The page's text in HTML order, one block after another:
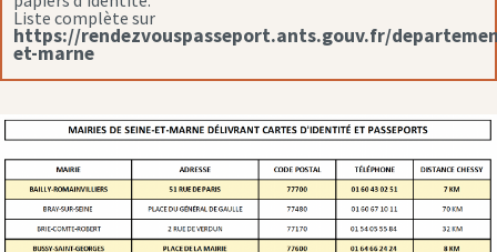
Liste complète sur
https://rendezvouspasseport.ants.gouv.fr/
et-marne